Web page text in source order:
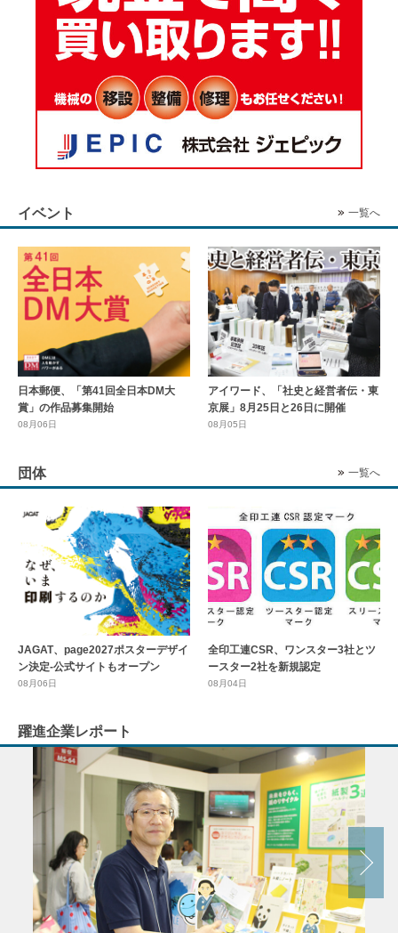
イベント 一覧へ
日本郵便、「第41回全日本DM大
賞」の作品募集開始
08月06日
アイワード、「社史と経営者伝・東
京展」8月25日と26日に開催
08月05日
団体 一覧へ
JAGAT、page2027ポスターデザイ
ン決定-公式サイトもオープン
08月06日
全印工連CSR、ワンスター3社とツ
ースター2社を新規認定
08月04日
躍進企業レポート